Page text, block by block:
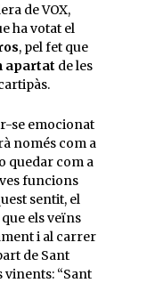
de VOX,
ha votat el
, pel fet que
apartat de les
se emocionat
només com a
quedar com a
funcions
sentit, el
els veïns
i al carrer
de Sant
vinents: “Sant